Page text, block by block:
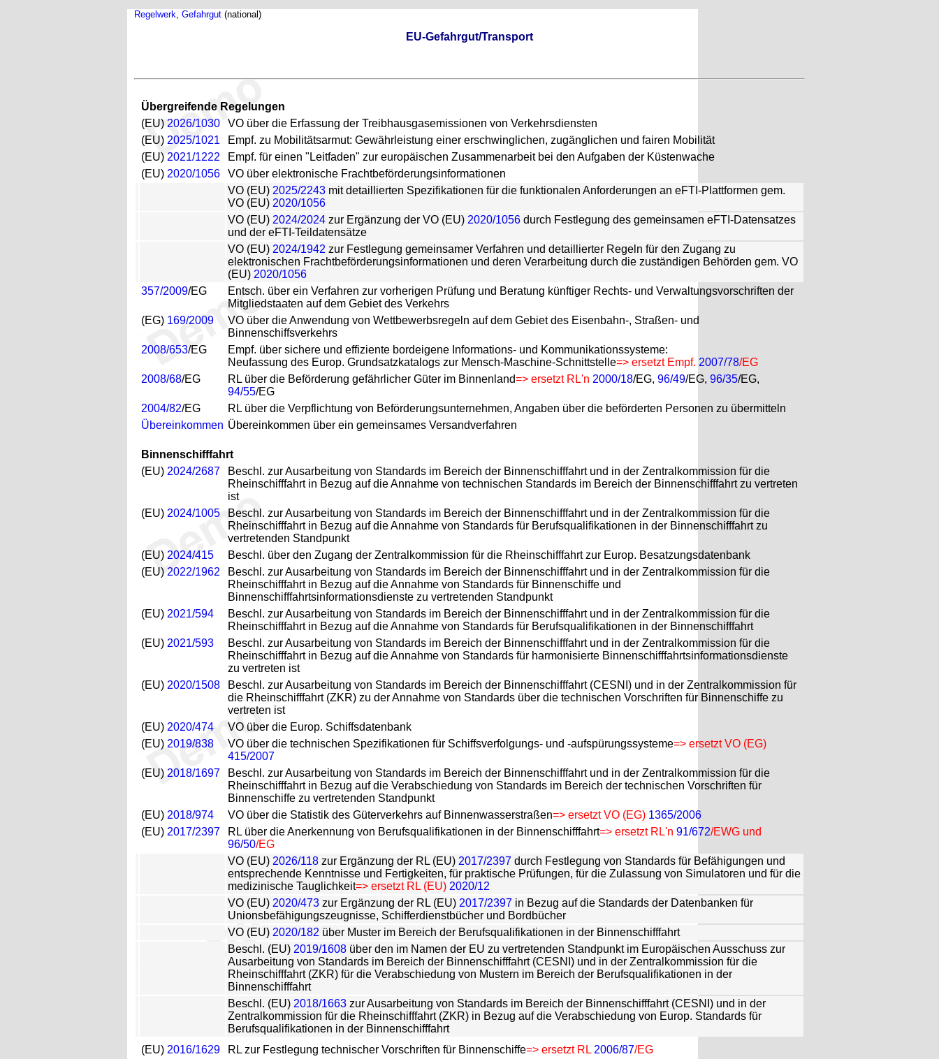
Regelwerk Gefahrgut (national)
EU-Gefahrgut/Transport
Übergreifende Regelungen
(EU) 2026/1030
VO über die Erfassung der Treibhausgasemissionen von Verkehrsdiensten
(EU) 2025/1021
Empf. zu Mobilitätsarmut: Gewährleistung einer erschwinglichen, zugänglichen und fairen Mobilität
(EU) 2021/1222
Empf. für einen "Leitfaden" zur europäischen Zusammenarbeit bei den Aufgaben der Küstenwache
(EU) 2020/1056
VO über elektronische Frachtbeförderungsinformationen
VO (EU) 2025/2243 mit detaillierten Spezifikationen für die funktionalen Anforderungen an eFTI-Plattformen gem.
VO (EU) 2020/1056
VO (EU) 2024/2024 zur Ergänzung der VO (EU) 2020/1056 durch Festlegung des gemeinsamen eFTI-Datensatzes
und der eFTI-Teildatensätze
VO (EU) 2024/1942 zur Festlegung gemeinsamer Verfahren und detaillierter Regeln für den Zugang zu
elektronischen Frachtbeförderungsinformationen und deren Verarbeitung durch die zuständigen Behörden gem. VO
(EU) 2020/1056
357/2009/EG
Entsch. über ein Verfahren zur vorherigen Prüfung und Beratung künftiger Rechts- und Verwaltungsvorschriften der
Mitgliedstaaten auf dem Gebiet des Verkehrs
(EG) 169/2009
VO über die Anwendung von Wettbewerbsregeln auf dem Gebiet des Eisenbahn-, Straßen- und
Binnenschiffsverkehrs
2008/653/EG
Empf. über sichere und effiziente bordeigene Informations- und Kommunikationssysteme:
Neufassung des Europ. Grundsatzkatalogs zur Mensch-Maschine-Schnittstelle=> ersetzt Empf. 2007/78/EG
2008/68/EG RL über die Beförderung gefährlicher Güter im Binnenland=> ersetzt RL'n 2000/18/EG, 96/49/EG, 96/35/EG,
94/55/EG
2004/82/EG
RL über die Verpflichtung von Beförderungsunternehmen, Angaben über die beförderten Personen zu übermitteln
Übereinkommen Übereinkommen über ein gemeinsames Versandverfahren
Binnenschifffahrt
(EU) 2024/2687
Beschl. zur Ausarbeitung von Standards im Bereich der Binnenschifffahrt und in der Zentralkommission für die
Rheinschifffahrt in Bezug auf die Annahme von technischen Standards im Bereich der Binnenschifffahrt zu vertreten
ist
(EU) 2024/1005
Beschl. zur Ausarbeitung von Standards im Bereich der Binnenschifffahrt und in der Zentralkommission für die
Rheinschifffahrt in Bezug auf die Annahme von Standards für Berufsqualifikationen in der Binnenschifffahrt zu
vertretenden Standpunkt
(EU) 2024/415
Beschl. über den Zugang der Zentralkommission für die Rheinschifffahrt zur Europ. Besatzungsdatenbank
(EU) 2022/1962
Beschl. zur Ausarbeitung von Standards im Bereich der Binnenschifffahrt und in der Zentralkommission für die
Rheinschifffahrt in Bezug auf die Annahme von Standards für Binnenschiffe und
Binnenschifffahrtsinformationsdienste zu vertretenden Standpunkt
(EU) 2021/594
Beschl. zur Ausarbeitung von Standards im Bereich der Binnenschifffahrt und in der Zentralkommission für die
Rheinschifffahrt in Bezug auf die Annahme von Standards für Berufsqualifikationen in der Binnenschifffahrt
(EU) 2021/593
Beschl. zur Ausarbeitung von Standards im Bereich der Binnenschifffahrt und in der Zentralkommission für die
Rheinschifffahrt in Bezug auf die Annahme von Standards für harmonisierte Binnenschifffahrtsinformationsdienste
zu vertreten ist
(EU) 2020/1508
Beschl. zur Ausarbeitung von Standards im Bereich der Binnenschifffahrt (CESNI) und in der Zentralkommission für
die Rheinschifffahrt (ZKR) zu der Annahme von Standards über die technischen Vorschriften für Binnenschiffe zu
vertreten ist
(EU) 2020/474
VO über die Europ. Schiffsdatenbank
(EU) 2019/838 VO über die technischen Spezifikationen für Schiffsverfolgungs- und -aufspürungssysteme=> ersetzt VO (EG)
415/2007
(EU) 2018/1697
Beschl. zur Ausarbeitung von Standards im Bereich der Binnenschifffahrt und in der Zentralkommission für die
Rheinschifffahrt in Bezug auf die Verabschiedung von Standards im Bereich der technischen Vorschriften für
Binnenschiffe zu vertretenden Standpunkt
(EU) 2018/974 VO über die Statistik des Güterverkehrs auf Binnenwasserstraßen=> ersetzt VO (EG) 1365/2006
(EU) 2017/2397 RL über die Anerkennung von Berufsqualifikationen in der Binnenschifffahrt=> ersetzt RL'n 91/672/EWG und
96/50/EG
VO (EU) 2026/118 zur Ergänzung der RL (EU) 2017/2397 durch Festlegung von Standards für Befähigungen und
entsprechende Kenntnisse und Fertigkeiten, für praktische Prüfungen, für die Zulassung von Simulatoren und für die
medizinische Tauglichkeit=> ersetzt RL (EU) 2020/12
VO (EU) 2020/473 zur Ergänzung der RL (EU) 2017/2397 in Bezug auf die Standards der Datenbanken für
Unionsbefähigungszeugnisse, Schifferdienstbücher und Bordbücher
VO (EU) 2020/182 über Muster im Bereich der Berufsqualifikationen in der Binnenschifffahrt
Beschl. (EU) 2019/1608 über den im Namen der EU zu vertretenden Standpunkt im Europäischen Ausschuss zur
Ausarbeitung von Standards im Bereich der Binnenschifffahrt (CESNI) und in der Zentralkommission für die
Rheinschifffahrt (ZKR) für die Verabschiedung von Mustern im Bereich der Berufsqualifikationen in der
Binnenschifffahrt
Beschl. (EU) 2018/1663 zur Ausarbeitung von Standards im Bereich der Binnenschifffahrt (CESNI) und in der
Zentralkommission für die Rheinschifffahrt (ZKR) in Bezug auf die Verabschiedung von Europ. Standards für
Berufsqualifikationen in der Binnenschifffahrt
(EU) 2016/1629 RL zur Festlegung technischer Vorschriften für Binnenschiffe=> ersetzt RL 2006/87/EG